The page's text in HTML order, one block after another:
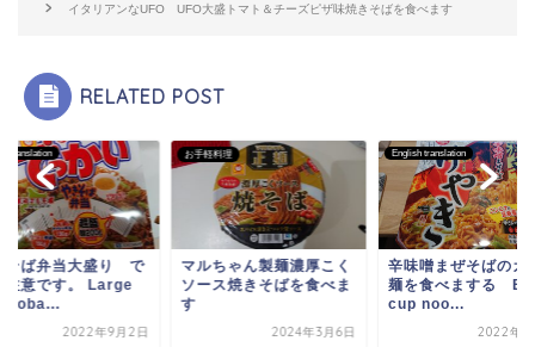
イタリアンなUFO UFO大盛トマト＆チーズピザ味焼きそばを食べます
RELATED POST
translation
そば弁当大盛り で
注意です。 Large
2022年9月2日
お手軽料理
マルちゃん製麺濃厚こく
ソース焼きそばを食べま
す
2024年3月6日
English translation
辛味噌まぜそばのカ
麺を食べまする
cup noo...
2022年7